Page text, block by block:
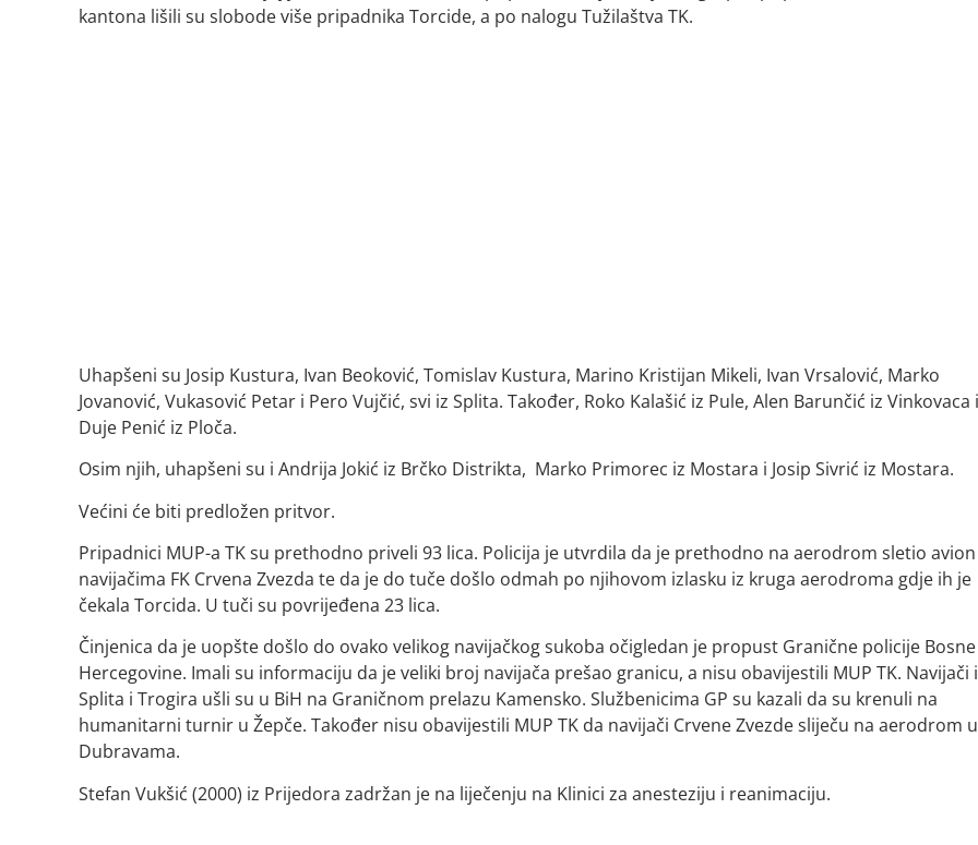
kantona lišili su slobode više pripadnika Torcide, a po nalogu Tužilaštva TK.
Uhapšeni su Josip Kustura, Ivan Beoković, Tomislav Kustura, Marino Kristijan Mikeli, Ivan Vrsalović, Marko
Jovanović, Vukasović Petar i Pero Vujčić, svi iz Splita. Također, Roko Kalašić iz Pule, Alen Barunčić iz Vinkovaca i
Duje Penić iz Ploča.
Osim njih, uhapšeni su i Andrija Jokić iz Brčko Distrikta, Marko Primorec iz Mostara i Josip Sivrić iz Mostara.
Većini će biti predložen pritvor.
Pripadnici MUP-a TK su prethodno priveli 93 lica. Policija je utvrdila da je prethodno na aerodrom sletio
navijačima FK Crvena Zvezda te da je do tuče došlo odmah po njihovom izlasku iz kruga aerodroma gdje ih je
čekala Torcida. U tuči su povrijeđena 23 lica.
Činjenica da je uopšte došlo do ovako velikog navijačkog sukoba očigledan je propust Granične policije
Hercegovine. Imali su informaciju da je veliki broj navijača prešao granicu, a nisu obavijestili MUP TK. Navijači
Splita i Trogira ušli su u BiH na Graničnom prelazu Kamensko. Službenicima GP su kazali da su krenuli na
humanitarni turnir u Žepče. Također nisu obavijestili MUP TK da navijači Crvene Zvezde sliječu na aerodrom u
Dubravama.
Stefan Vukšić (2000) iz Prijedora zadržan je na liječenju na Klinici za anesteziju i reanimaciju.